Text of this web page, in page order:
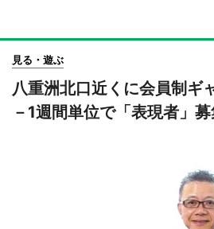
見る・遊ぶ
八重洲北口近くに会員制ギ
－1週間単位で「表現者」